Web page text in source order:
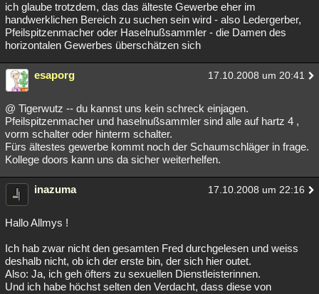
ich glaube trotzdem, das das älteste Gewerbe eher im
handwerklichen Bereich zu suchen sein wird - also Ledergerber,
Pfeilspitzenmacher oder Haselnußsammler - die Damen des
horizontalen Gewerbes überschätzen sich
esaporg 17.10.2008 um 20:41
@ Tigerwutz -- du kannst uns kein schreck einjagen.
Pfeilspitzenmacher und haselnußsammler sind alle auf hartz 4 ,
vorm schalter oder hinterm schalter.
Fürs ältestes gewerbe kommt noch der Schaumschläger in frage.
Kollege doors kann uns da sicher weiterhelfen.
inazuma 17.10.2008 um 22:16
Hallo Allmys !
Ich hab zwar nicht den gesamten Fred durchgelesen und weiss
deshalb nicht, ob ich der erste bin, der sich hier outet.
Also: Ja, ich geh öfters zu sexuellen Dienstleisterinnen.
Und ich habe höchst selten den Verdacht, dass diese von